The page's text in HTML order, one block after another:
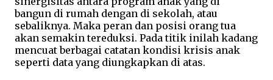
bangun di rumah dengan di sekolah, atau
sebaliknya. Maka peran dan posisi orang tua
akan semakin tereduksi. Pada titik inilah kadang
mencuat berbagai catatan kondisi krisis anak
seperti data yang diungkapkan di atas.